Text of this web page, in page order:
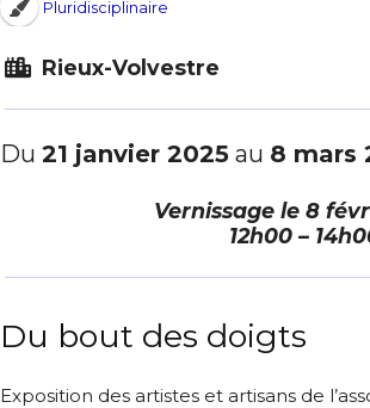
Adresse
Adresse
Pluridisciplinaire
Rieux-Volvestre
Du 21 janvier 2025 au 8 mars
Vernissage le 8
12h00 –
Du bout des doigts
Exposition des artistes et artisans de